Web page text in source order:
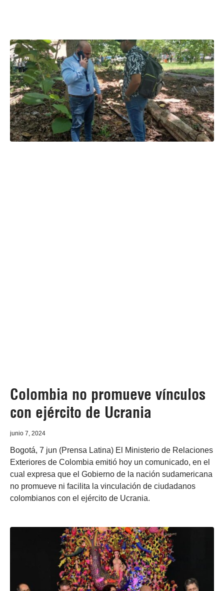
Colombia no promueve vínculos
con ejército de Ucrania
junio 7, 2024
Bogotá, 7 jun (Prensa Latina) El Ministerio de Relaciones
Exteriores de Colombia emitió hoy un comunicado, en el
cual expresa que el Gobierno de la nación sudamericana
no promueve ni facilita la vinculación de ciudadanos
colombianos con el ejército de Ucrania.